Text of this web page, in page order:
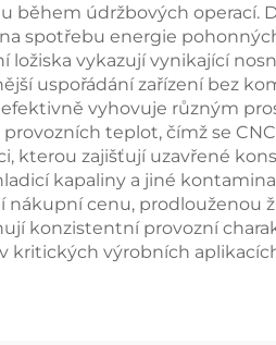
během údržbových operací.
spotřebu energie
vykazují vynikající
uspořádání zařízení bez
vyhovuje různým
teplot, čímž se
kterou zajišťují uzavřené
kapaliny a jiné
nákupní cenu, prodlouženou
konzistentní provozní
kritických výrobních